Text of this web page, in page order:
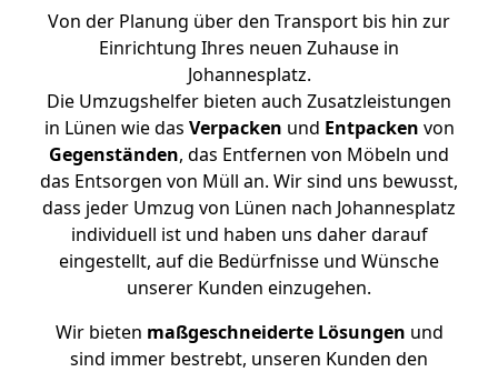
Von der Planung über den Transport bis hin zur
Einrichtung Ihres neuen Zuhause in
Johannesplatz.
Die Umzugshelfer bieten auch Zusatzleistungen
in Lünen wie das Verpacken und Entpacken von
Gegenständen, das Entfernen von Möbeln und
das Entsorgen von Müll an. Wir sind uns bewusst,
dass jeder Umzug von Lünen nach Johannesplatz
individuell ist und haben uns daher darauf
eingestellt, auf die Bedürfnisse und Wünsche
unserer Kunden einzugehen.
Wir bieten maßgeschneiderte Lösungen und
sind immer bestrebt, unseren Kunden den